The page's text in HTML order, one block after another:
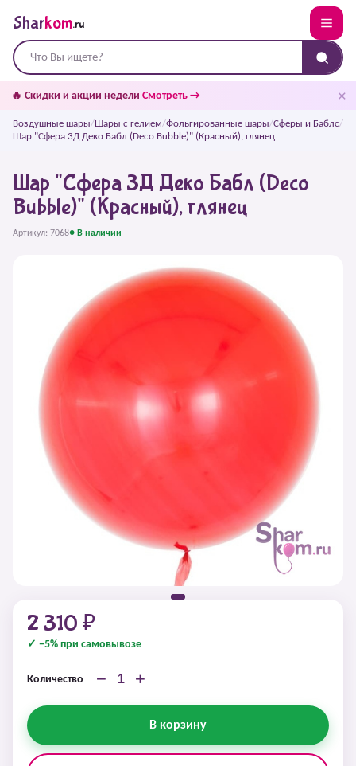
Sharkom.ru
🔥 Скидки и акции недели Смотреть → ✕
Воздушные шары/Шары с гелием/Фольгированные шары/Сферы и Баблс/
Шар "Сфера 3Д Деко Бабл (Deco Bubble)" (Красный), глянец
Шар "Сфера 3Д Деко Бабл (Deco
Bubble)" (Красный), глянец
Артикул: 7068● В наличии
2 310 ₽
✓ −5% при самовывозе
Количество − +
В корзину